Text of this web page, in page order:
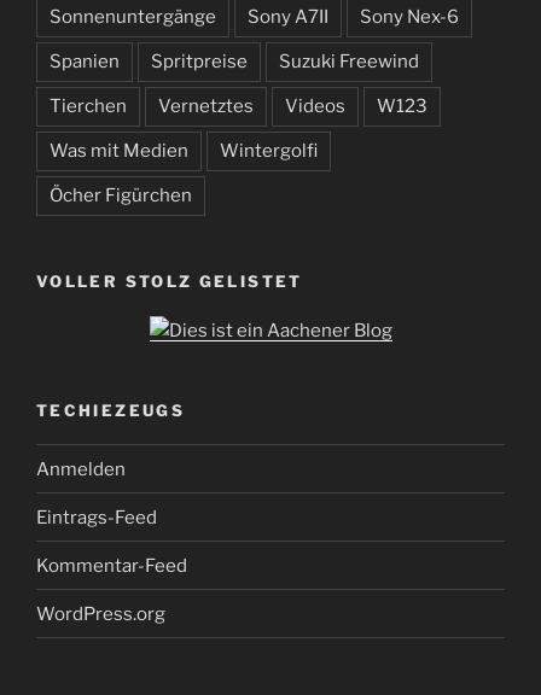
Sonnenuntergänge Sony A7II Sony Nex-6
Spanien Spritpreise Suzuki Freewind
Tierchen Vernetztes Videos W123
Was mit Medien Wintergolfi
Öcher Figürchen
VOLLER STOLZ GELISTET
TECHIEZEUGS
Anmelden
Eintrags-Feed
Kommentar-Feed
WordPress.org